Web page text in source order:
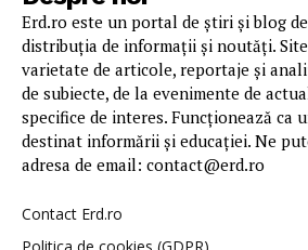
Erd.ro este un portal de știri și blog
distribuția de informații și noutăți.
varietate de articole, reportaje și
de subiecte, de la evenimente de
specifice de interes. Funcționează ca
destinat informării și educației. Ne
adresa de email: contact@erd.ro
Contact Erd.ro